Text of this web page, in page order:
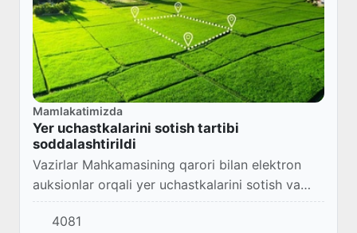
Mamlakatimizda
Yer uchastkalarini sotish tartibi
soddalashtirildi
Vazirlar Mahkamasining qarori bilan elektron
auksionlar orqali yer uchastkalarini sotish va
kadastr sohasida davlat xizmatlari koʻrsatish
tartib-taomillarini takomillashtirish yuza...
4081